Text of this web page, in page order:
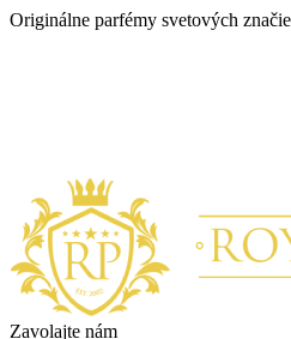
Originálne parfémy svetových
Zavolajte nám